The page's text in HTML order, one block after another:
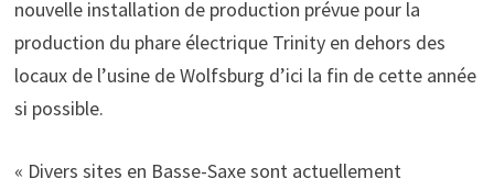
nouvelle installation de production prévue pour la
production du phare électrique Trinity en dehors des
locaux de l’usine de Wolfsburg d’ici la fin de cette année
si possible.
« Divers sites en Basse-Saxe sont actuellement